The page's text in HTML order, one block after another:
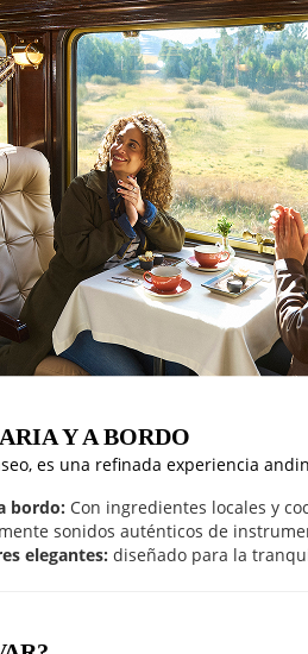
Y A BORDO
es una refinada experiencia
bordo: Con ingredientes locales y
sonidos auténticos de
elegantes: diseñado para la